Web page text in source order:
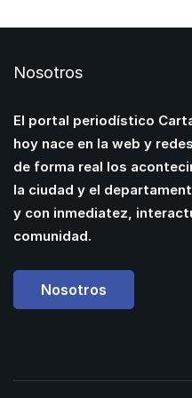
Nosotros
El portal periodístico
hoy nace en la web y
de forma real los
la ciudad y el
y con inmediatez,
comunidad.
Nosotros